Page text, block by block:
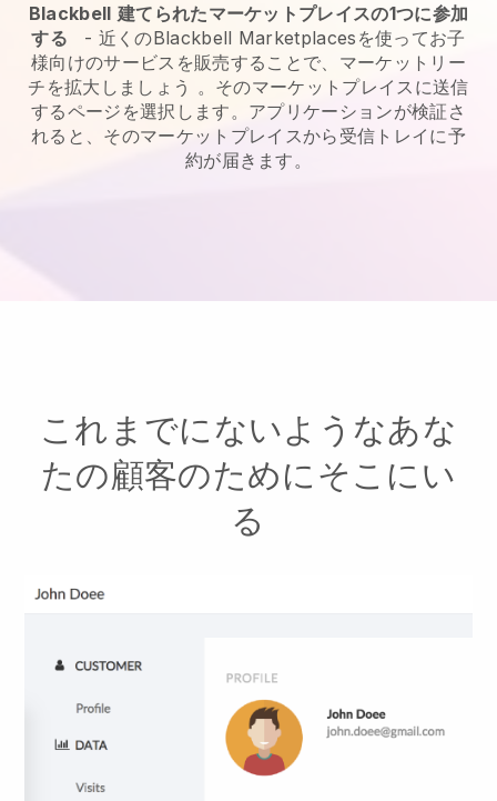
Blackbell 建てられたマーケットプレイスの1つに参加
する
- 近くのBlackbell Marketplacesを使ってお子
様向けのサービスを販売することで、マーケットリー
チを拡大しましょう 。そのマーケットプレイスに送信
するページを選択します。アプリケーションが検証さ
れると、そのマーケットプレイスから受信トレイに予
約が届きます。
これまでにないようなあな
たの顧客のためにそこにい
る